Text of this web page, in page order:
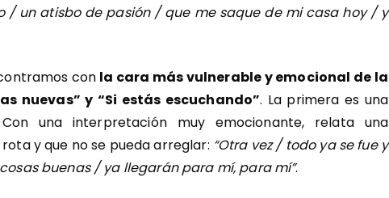
/ un atisbo de pasión / que me saque de mi casa hoy / y
con la cara más vulnerable y emocional de la
nuevas” y “Si estás escuchando”. La primera es una
una interpretación muy emocionante, relata una
y que no se pueda arreglar: “Otra vez / todo ya se fue y
buenas / ya llegarán para mí, para mí”.